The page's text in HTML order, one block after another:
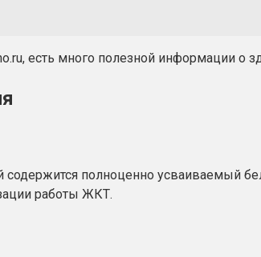
есть много полезной информации о
полноценно усваиваемый
работы ЖКТ.